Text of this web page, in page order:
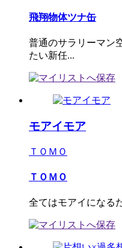
飛翔物体ツナ缶
普通のサラリーマン
たい新任...
モアイモア
ＴＯＭＯ
ＴＯＭＯ
全てはモアイになる